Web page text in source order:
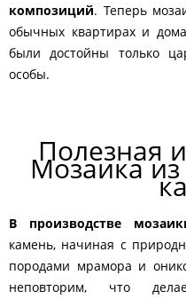
композиций. Теперь
обычных квартирах и
были достойны только
особы.
Полезная
Мозаика
В производстве
камень, начиная с
породами мрамора и
неповторим, что